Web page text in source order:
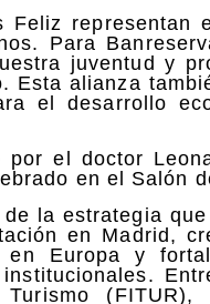
Feliz
Para
juventud y
Esta alianza
el desarrollo
por el doctor
en el Salón
la estrategia
en Madrid,
en Europa y